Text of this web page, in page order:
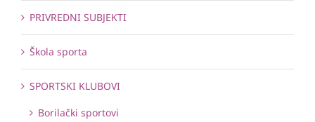
PRIVREDNI SUBJEKTI
Škola sporta
SPORTSKI KLUBOVI
Borilački sportovi